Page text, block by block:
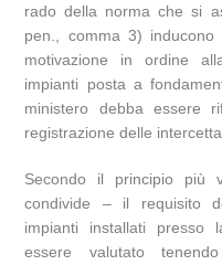
rado della norma che si
pen., comma 3)
motivazione in ordine
impianti posta a
ministero debba essere
registrazione delle
Secondo il principio più
condivide – il requisito
impianti installati presso
essere valutato